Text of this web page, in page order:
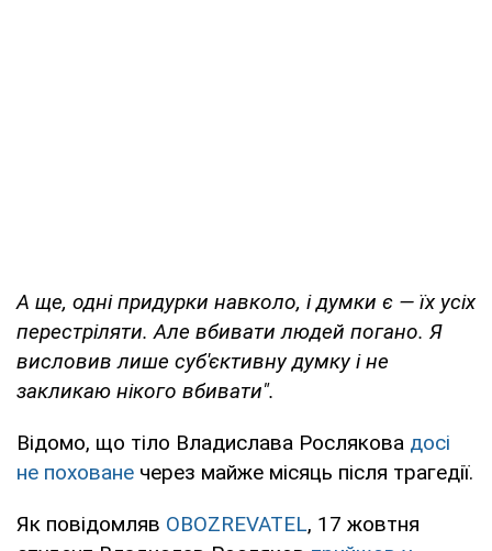
А ще, одні придурки навколо, і думки є — їх усіх
перестріляти. Але вбивати людей погано. Я
висловив лише суб'єктивну думку і не
закликаю нікого вбивати".
Відомо, що тіло Владислава Рослякова досі
не поховане через майже місяць після трагедії.
Як повідомляв OBOZREVATEL, 17 жовтня